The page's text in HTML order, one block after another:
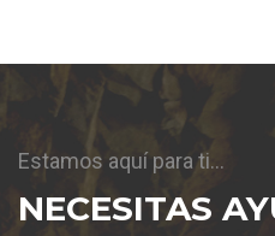
Estamos aquí para ti...
NECESITAS